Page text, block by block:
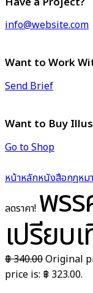
info@website.com
Want to Work
Send Brief
Want to Buy
Go to Shop
หน้าหลักหนังสือกฎหม
ลดราคา! พรร
เปรียบ
฿340.00Original
price is: ฿ 323.00.